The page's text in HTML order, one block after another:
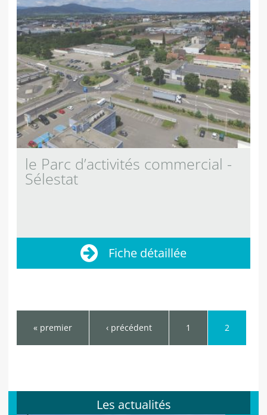
le Parc d’activités commercial -
Sélestat
Fiche détaillée
Pages
« premier ‹ précédent 1 2
Les actualités